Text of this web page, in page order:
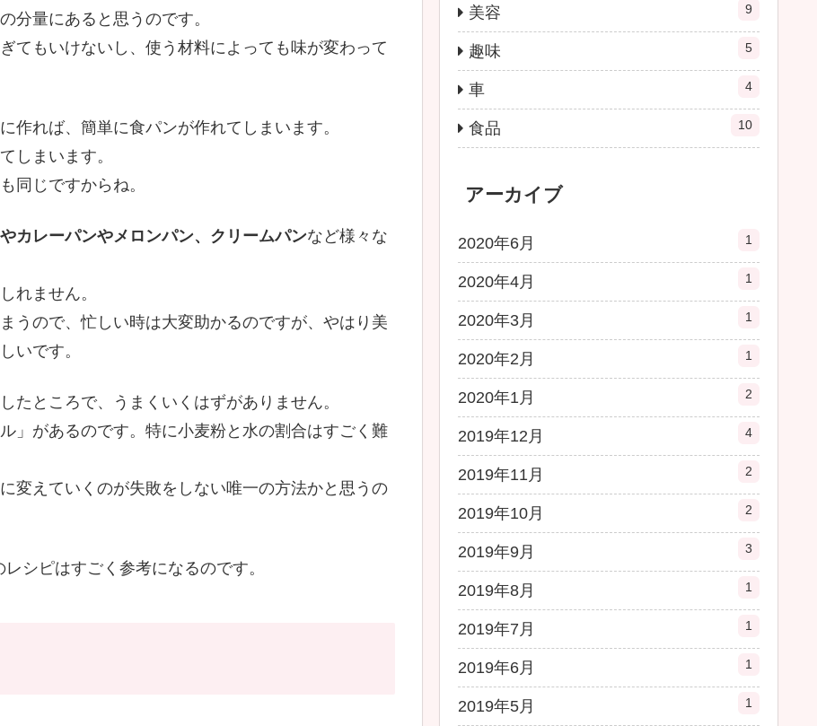
分量にあると思うのです。
てもいけないし、使う材料によっても味が変わって
作れば、簡単に食パンが作れてしまいます。
しまいます。
同じですからね。
カレーパンやメロンパン、クリームパンなど様々な
れません。
うので、忙しい時は大変助かるのですが、やはり美
いです。
たところで、うまくいくはずがありません。
」があるのです。特に小麦粉と水の割合はすごく難
変えていくのが失敗をしない唯一の方法かと思うの
シピはすごく参考になるのです。
美容 9
趣味 5
車 4
食品 10
アーカイブ
2020年6月 1
2020年4月 1
2020年3月 1
2020年2月 1
2020年1月 2
2019年12月 4
2019年11月 2
2019年10月 2
2019年9月 3
2019年8月 1
2019年7月 1
2019年6月 1
2019年5月 1